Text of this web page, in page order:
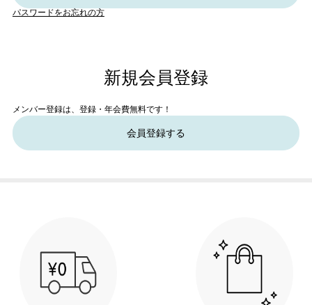
パスワードをお忘れの方
新規会員登録
メンバー登録は、登録・年会費無料です！
会員登録する